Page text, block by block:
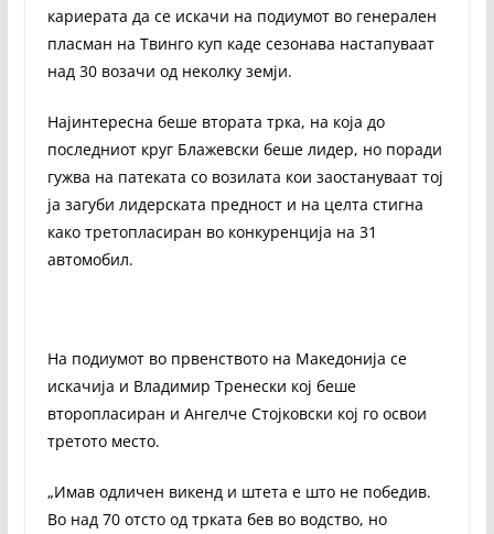
кариерата да се искачи на подиумот во генерален
пласман на Tвинго куп каде сезонава настапуваат
над 30 возачи од неколку земји.
Најинтересна беше втората трка, на која до
последниот круг Блажевски беше лидер, но поради
гужва на патеката со возилата кои заостануваат тој
ја загуби лидерската предност и на целта стигна
како третопласиран во конкуренција на 31
автомобил.
На подиумот во првенството на Македонија се
искачија и Владимир Тренески кој беше
второпласиран и Ангелче Стојковски кој го освои
третото место.
„Имав одличен викенд и штета е што не победив.
Во над 70 отсто од трката бев во водство, но